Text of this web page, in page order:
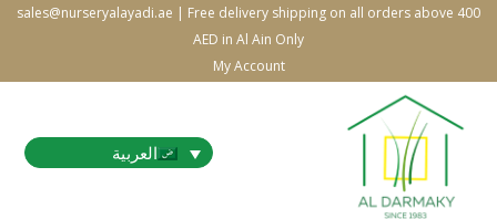
sales@nurseryalayadi.ae | Free delivery shipping on all orders above 400
AED in Al Ain Only
My Account
العربية